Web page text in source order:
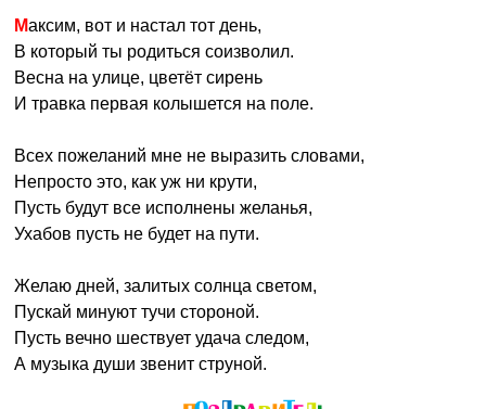
Максим, вот и настал тот день,
В который ты родиться соизволил.
Весна на улице, цветёт сирень
И травка первая колышется на поле.
Всех пожеланий мне не выразить словами,
Непросто это, как уж ни крути,
Пусть будут все исполнены желанья,
Ухабов пусть не будет на пути.
Желаю дней, залитых солнца светом,
Пускай минуют тучи стороной.
Пусть вечно шествует удача следом,
А музыка души звенит струной.